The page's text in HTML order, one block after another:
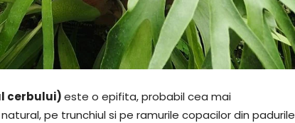
cerbului)este o epifita, probabil cea mai
pe trunchiul si pe ramurile copacilor din padurile